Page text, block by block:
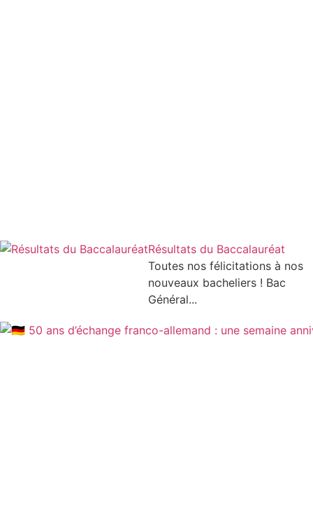
Résultats du Baccalauréat
Toutes nos félicitations à nos
nouveaux bacheliers ! Bac
Général...